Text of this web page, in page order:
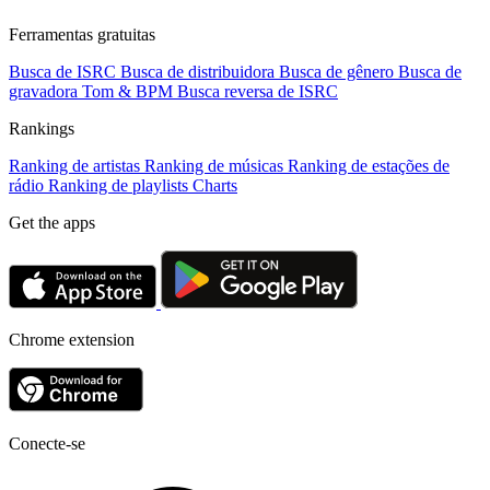
Ferramentas gratuitas
Busca de ISRC Busca de distribuidora Busca de gênero Busca de
gravadora Tom & BPM Busca reversa de ISRC
Rankings
Ranking de artistas Ranking de músicas Ranking de estações de
rádio Ranking de playlists Charts
Get the apps
Chrome extension
Conecte-se